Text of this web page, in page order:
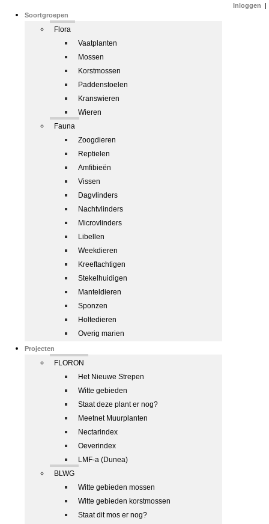
Soortgroepen
Flora
Vaatplanten
Mossen
Korstmossen
Paddenstoelen
Kranswieren
Wieren
Fauna
Zoogdieren
Reptielen
Amfibieën
Vissen
Dagvlinders
Nachtvlinders
Microvlinders
Libellen
Weekdieren
Kreeftachtigen
Stekelhuidigen
Manteldieren
Sponzen
Holtedieren
Overig marien
Projecten
FLORON
Het Nieuwe Strepen
Witte gebieden
Staat deze plant er nog?
Meetnet Muurplanten
Nectarindex
Oeverindex
LMF-a (Dunea)
BLWG
Witte gebieden mossen
Witte gebieden korstmossen
Staat dit mos er nog?
Inloggen |